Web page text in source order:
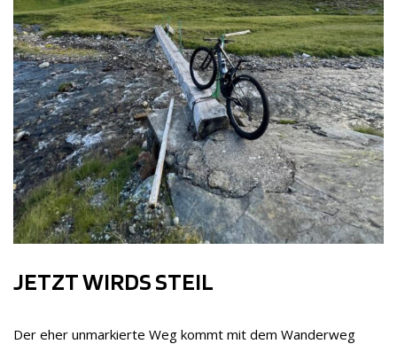
JETZT WIRDS STEIL
Der eher unmarkierte Weg kommt mit dem Wanderweg